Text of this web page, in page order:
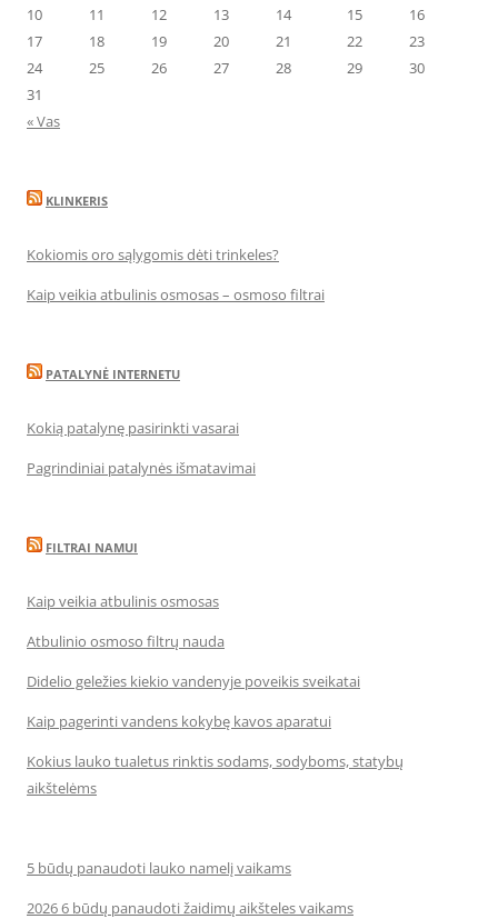
10
11 12 13 14 15
16
17
18 19 20 21 22
23
24
25 26 27 28 29
30
31
« Vas
KLINKERIS
Kokiomis oro sąlygomis dėti trinkeles?
Kaip veikia atbulinis osmosas – osmoso filtrai
PATALYNĖ INTERNETU
Kokią patalynę pasirinkti vasarai
Pagrindiniai patalynės išmatavimai
FILTRAI NAMUI
Kaip veikia atbulinis osmosas
Atbulinio osmoso filtrų nauda
Didelio geležies kiekio vandenyje poveikis sveikatai
Kaip pagerinti vandens kokybę kavos aparatui
Kokius lauko tualetus rinktis sodams, sodyboms, statybų
aikštelėms
5 būdų panaudoti lauko namelį vaikams
2026 6 būdų panaudoti žaidimų aikšteles vaikams